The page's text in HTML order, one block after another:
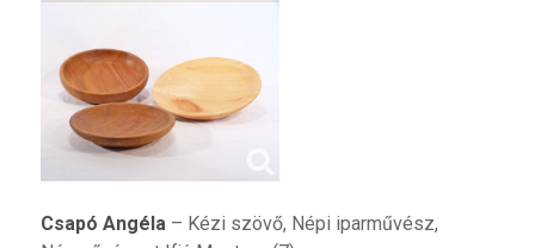
Csapó Angéla– Kézi szövő, Népi iparművész,